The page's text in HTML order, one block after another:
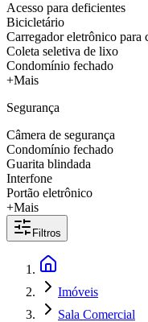
Acesso para deficientes
Bicicletário
Carregador eletrônico para
Coleta seletiva de lixo
Condomínio fechado
+Mais
Segurança
Câmera de segurança
Condomínio fechado
Guarita blindada
Interfone
Portão eletrônico
+Mais
Filtros
Imóveis
Sala Comercial